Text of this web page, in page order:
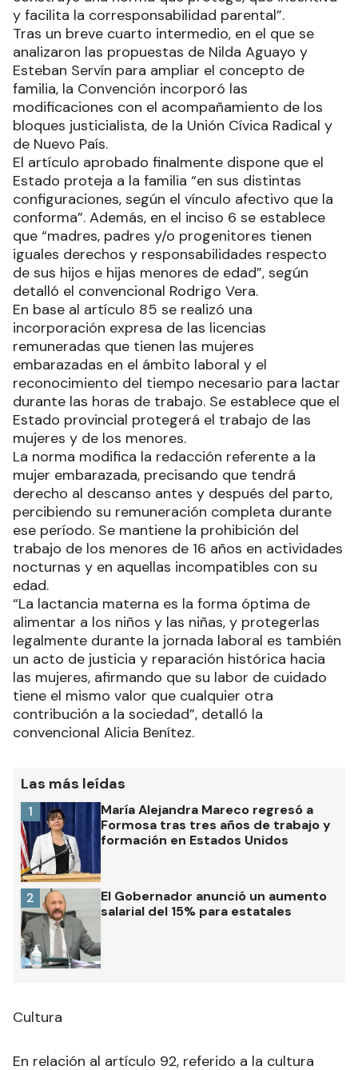
y facilita la corresponsabilidad parental”.
Tras un breve cuarto intermedio, en el que se
analizaron las propuestas de Nilda Aguayo y
Esteban Servín para ampliar el concepto de
familia, la Convención incorporó las
modificaciones con el acompañamiento de los
bloques justicialista, de la Unión Cívica Radical y
de Nuevo País.
El artículo aprobado finalmente dispone que el
Estado proteja a la familia “en sus distintas
configuraciones, según el vínculo afectivo que la
conforma”. Además, en el inciso 6 se establece
que “madres, padres y/o progenitores tienen
iguales derechos y responsabilidades respecto
de sus hijos e hijas menores de edad”, según
detalló el convencional Rodrigo Vera.
En base al artículo 85 se realizó una
incorporación expresa de las licencias
remuneradas que tienen las mujeres
embarazadas en el ámbito laboral y el
reconocimiento del tiempo necesario para lactar
durante las horas de trabajo. Se establece que el
Estado provincial protegerá el trabajo de las
mujeres y de los menores.
La norma modifica la redacción referente a la
mujer embarazada, precisando que tendrá
derecho al descanso antes y después del parto,
percibiendo su remuneración completa durante
ese período. Se mantiene la prohibición del
trabajo de los menores de 16 años en actividades
nocturnas y en aquellas incompatibles con su
edad.
“La lactancia materna es la forma óptima de
alimentar a los niños y las niñas, y protegerlas
legalmente durante la jornada laboral es también
un acto de justicia y reparación histórica hacia
las mujeres, afirmando que su labor de cuidado
tiene el mismo valor que cualquier otra
contribución a la sociedad”, detalló la
convencional Alicia Benítez.
Las más leídas
María Alejandra Mareco regresó a
Formosa tras tres años de trabajo y
formación en Estados Unidos
1
El Gobernador anunció un aumento
salarial del 15% para estatales
2
Cultura
En relación al artículo 92, referido a la cultura